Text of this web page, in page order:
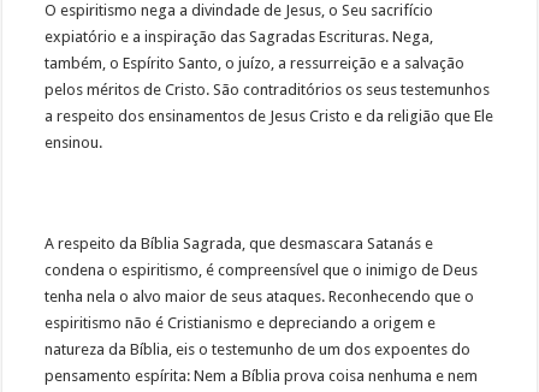
O espiritismo nega a divindade de Jesus, o Seu sacrifício
expiatório e a inspiração das Sagradas Escrituras. Nega,
também, o Espírito Santo, o juízo, a ressurreição e a salvação
pelos méritos de Cristo. São contraditórios os seus testemunhos
a respeito dos ensinamentos de Jesus Cristo e da religião que Ele
ensinou.
A respeito da Bíblia Sagrada, que desmascara Satanás e
condena o espiritismo, é compreensível que o inimigo de Deus
tenha nela o alvo maior de seus ataques. Reconhecendo que o
espiritismo não é Cristianismo e depreciando a origem e
natureza da Bíblia, eis o testemunho de um dos expoentes do
pensamento espírita: Nem a Bíblia prova coisa nenhuma e nem